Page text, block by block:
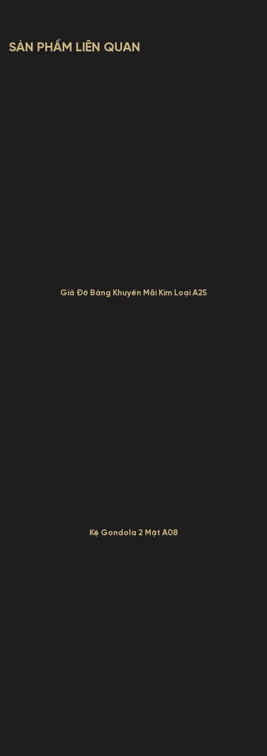
SẢN PHẨM LIÊN QUAN
Giá Đỡ Bảng Khuyến Mãi Kim Loại A25
Kệ Gondola 2 Mặt A08